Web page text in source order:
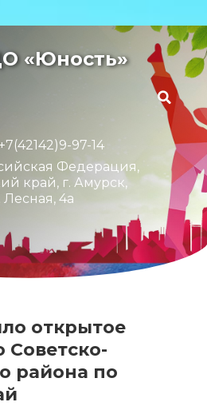
«Юность»
97-14
Федерация,
край, г. Амурск,
Лесная, 4а
открытое
Советско-
района по